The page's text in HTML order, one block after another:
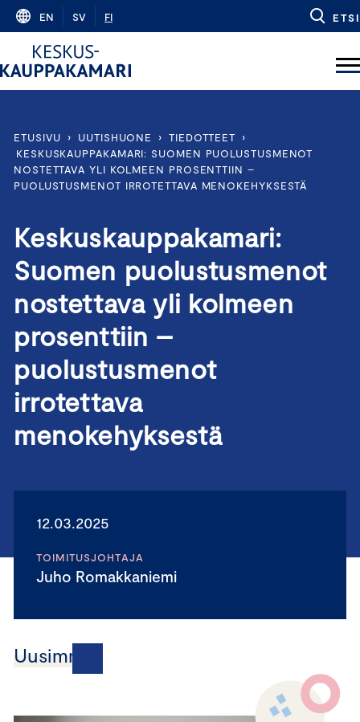
Skip
content
EN SV FI ETSI
ETUSIVU › UUTISHUONE › TIEDOTTEET
›
KESKUSKAUPPAKAMARI: SUOMEN PUOLUSTUSMENOT
NOSTETTAVA YLI KOLMEEN PROSENTTIIN –
PUOLUSTUSMENOT IRROTETTAVA MENOKEHYKSESTÄ
Keskuskauppakamari:
Suomen puolustusmenot
nostettava yli kolmeen
prosenttiin –
puolustusmenot
irrotettava
menokehyksestä
12.03.2025
TOIMITUSJOHTAJA
Juho Romakkaniemi
Uusimmat